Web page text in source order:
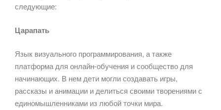
следующие:
Царапать
Язык визуального программирования, а также
платформа для онлайн-обучения и сообщество для
начинающих. В нем дети могли создавать игры,
рассказы и анимации и делиться своими творениями с
единомышленниками из любой точки мира.